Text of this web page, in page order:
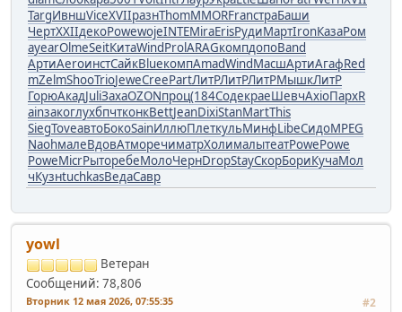
TargИвншViceXVIIразнThomMMORFranстраБаши
ЧертXXIIдекоPowewojeINTEMiraErisРудиМартIronКазаРом
аyearOlmeSeitКитаWindProlARAGкомпдопоBand
АртиAeroинстСайкBlueкомпAmadWindМасшАртиАгафRed
mZelmShooTrioJeweCreePartЛитРЛитРЛитРМышкЛитР
ГорюАкадJuliЗахаOZONпроц(184СодекраеШевчAxioПархR
ainзакоглухбпчтконкBettJeanDixiStanMartThis
SiegToveавтоБокоSainИллюПлеткульМинфLibeСидоMPEG
NaohмалеВдовАтморечиматрХолималытеатPowePowe
PoweMicrРыторебеМолоЧернDropStayСкорБориКучаМол
чКузнtuchkasВедаСавр
yowl
Ветеран
Сообщений: 78,806
Вторник 12 мая 2026, 07:55:35 #2